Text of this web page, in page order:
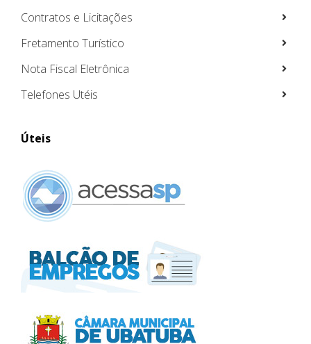
Contratos e Licitações
Fretamento Turístico
Nota Fiscal Eletrônica
Telefones Utéis
Úteis